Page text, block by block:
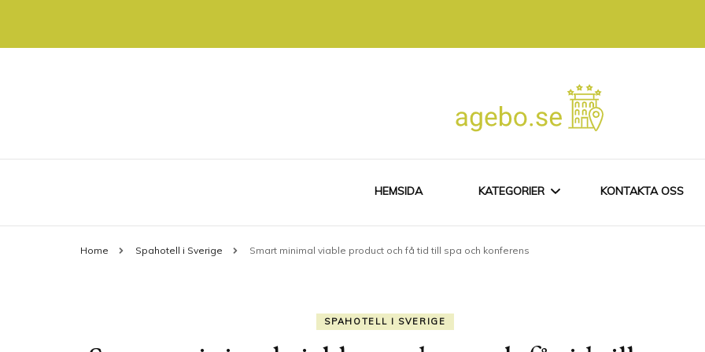
agebo.se HEMSIDA KATEGORIER KONTAKTA OSS
Home Spahotell i Sverige Smart minimal viable product och få tid till spa och konferens
SPAHOTELL I SVERIGE